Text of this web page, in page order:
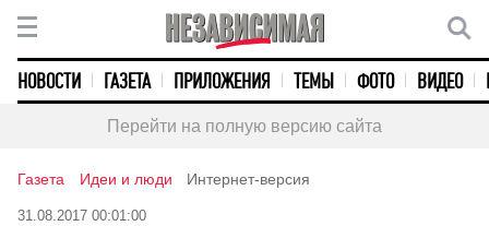
НОВОСТИ ГАЗЕТА ПРИЛОЖЕНИЯ ТЕМЫ ФОТО ВИДЕО
Перейти на полную версию сайта
Газета Идеи и люди Интернет-версия
31.08.2017 00:01:00